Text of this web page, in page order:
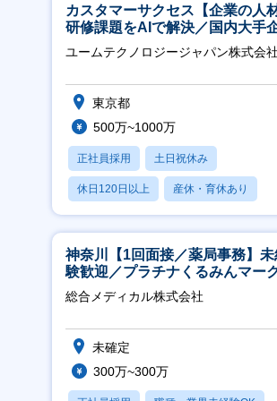
カスタマーサクセス【企業の人
研修課題をAIで解決／国内大手
約3万社導入／フレックス可】
ユームテクノロジージャパン株式会
東京都
500万~1000万
正社員採用 土日祝休み
休日120日以上 産休・育休あり
転勤なし
神奈川【1回面接／薬局事務】未
験歓迎／プラチナくるみんマー
得／月平均残業13h／年休126日
総合メディカル株式会社
未確定
300万~300万